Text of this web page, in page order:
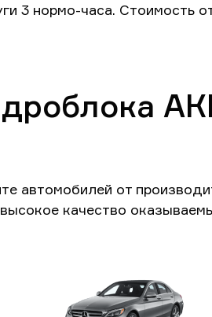
3 нормо-часа. Стоимость
автомобилей от
качество